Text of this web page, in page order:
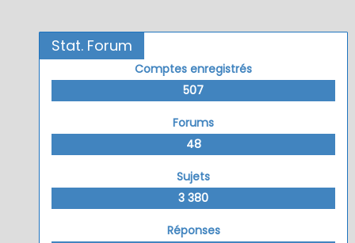
Stat. Forum
Comptes enregistrés
507
Forums
48
Sujets
3 380
Réponses